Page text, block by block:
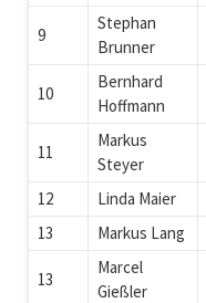
9
Stephan
Brunner
10
Bernhard
Hoffmann
11
Markus
Steyer
12 Linda Maier
13
Markus Lang
13
Marcel
Gießler